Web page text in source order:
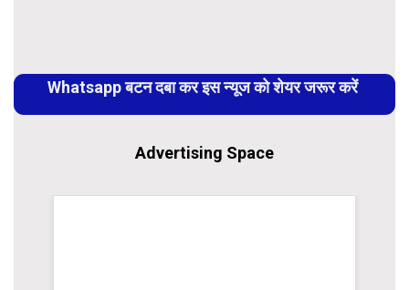
Reading
Whatsapp बटन दबा कर इस न्यूज को शेयर जरूर करें
Advertising Space